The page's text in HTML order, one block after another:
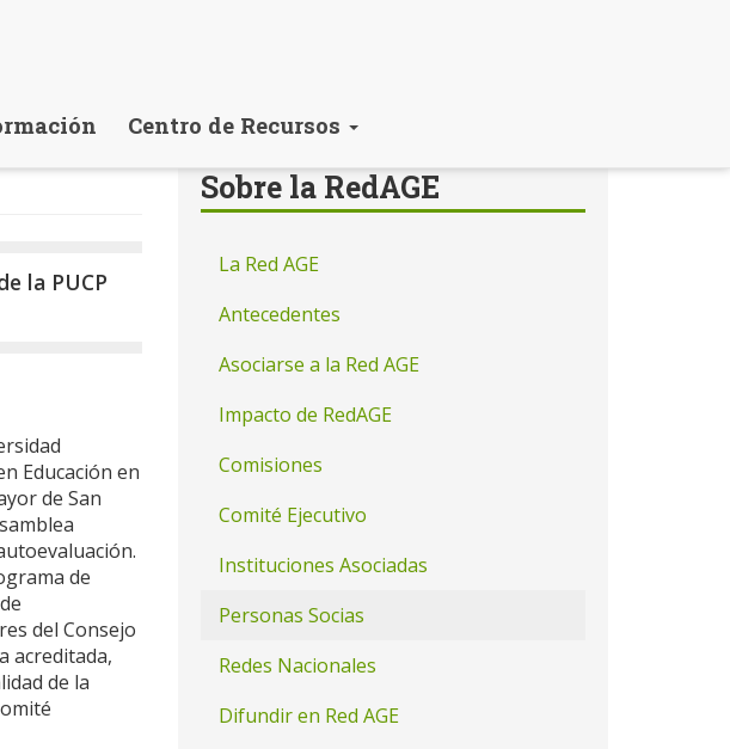
Centro de Recursos
la PUCP
Educación en
de San
de
del Consejo
acreditada,
de la
Sobre la RedAGE
La Red AGE
Antecedentes
Asociarse a la Red AGE
Impacto de RedAGE
Comisiones
Comité Ejecutivo
Instituciones Asociadas
Personas Socias
Redes Nacionales
Difundir en Red AGE